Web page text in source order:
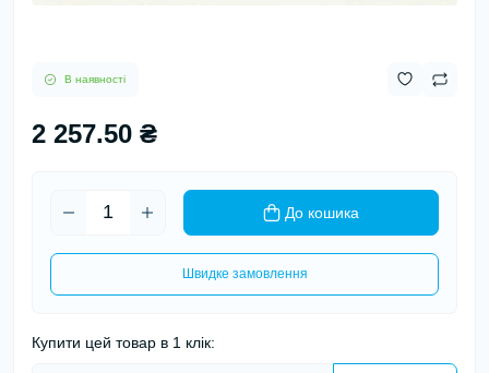
В наявності
2 257.50 ₴
До кошика
Швидке замовлення
Купити цей товар в 1 клік: